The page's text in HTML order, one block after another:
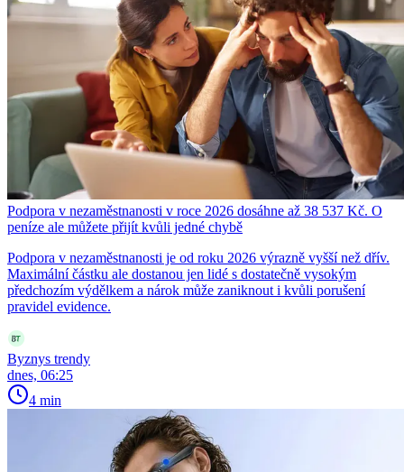
Podpora v nezaměstnanosti v roce 2026 dosáhne až 38 537 Kč. O
peníze ale můžete přijít kvůli jedné chybě
Podpora v nezaměstnanosti je od roku 2026 výrazně vyšší než dřív.
Maximální částku ale dostanou jen lidé s dostatečně vysokým
předchozím výdělkem a nárok může zaniknout i kvůli porušení
pravidel evidence.
Byznys trendy
dnes, 06:25
4 min